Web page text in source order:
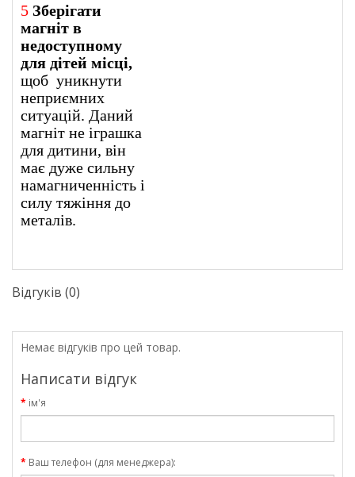
5 Зберігати
магніт в
недоступному
для дітей місці,
щоб уникнути
неприємних
ситуацій. Даний
магніт не іграшка
для дитини, він
має дуже сильну
намагниченність і
силу тяжіння до
металів.
Відгуків (0)
Немає відгуків про цей товар.
Написати відгук
ім'я
Ваш телефон (для менеджера):